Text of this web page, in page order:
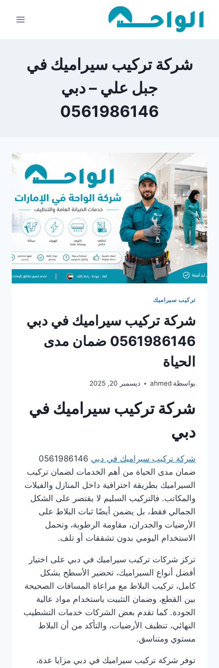
شركة تركيب سيراميك في
جبل علي – دبي
0561986146
تركيب سيراميك
شركة تركيب سيراميك في دبي
0561986146 ضمان مدى
الحياة
بواسطة ahmed ديسمبر 20, 2025
شركة تركيب سيراميك في
دبي
شركة تركيب سيراميك في دبي 0561986146
ضمان مدى الحياة من أهم الخدمات لضمان تركيب
السيراميك بطريقة احترافية داخل المنازل والفيلات
والمكاتب. فالتركيب السليم لا يقتصر على الشكل
الجمالي فقط، بل يضمن أيضًا ثبات البلاط على
الأرضيات والجدران، مقاومة الرطوبة، وتحمل
الاستخدام اليومي بدون تشققات أو تلف.
تركز شركات تركيب سيراميك في دبي على اختيار
أفضل أنواع السيراميك، تحضير الأسطح بشكل
كامل، تركيب البلاط مع مراعاة المسافات الصحيحة
بين القطع، وضمان التثبيت باستخدام مواد عالية
الجودة. كما تقدم بعض الشركات خدمات التشطيب
النهائي، تنظيف الأرضيات، والتأكد من أن البلاط
مستوي ومتناسق.
توفر شركة تركيب سيراميك في دبي مزايا عدة،